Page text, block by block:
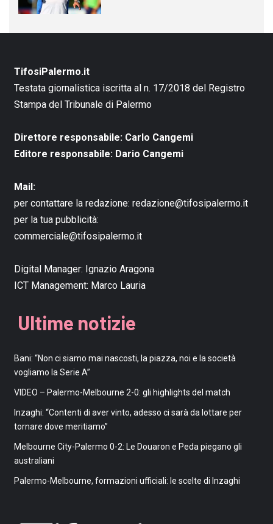
TifosiPalermo.it
Testata giornalistica iscritta al n. 17/2018 del Registro
Stampa del Tribunale di Palermo
Direttore responsabile: Carlo Cangemi
Editore responsabile: Dario Cangemi
Mail:
per contattare la redazione: redazione@tifosipalermo.it
per la tua pubblicità:
commerciale@tifosipalermo.it
Digital Manager: Ignazio Aragona
ICT Management: Marco Lauria
Ultime notizie
Bani: “Non ci siamo mai nascosti, la piazza, noi e la società
vogliamo la Serie A”
VIDEO – Palermo-Melbourne 2-0: gli highlights del match
Inzaghi: “Contenti di aver vinto, adesso ci sarà da lottare per
tornare dove meritiamo”
Melbourne City-Palermo 0-2: Le Douaron e Peda piegano gli
australiani
Palermo-Melbourne, formazioni ufficiali: le scelte di Inzaghi